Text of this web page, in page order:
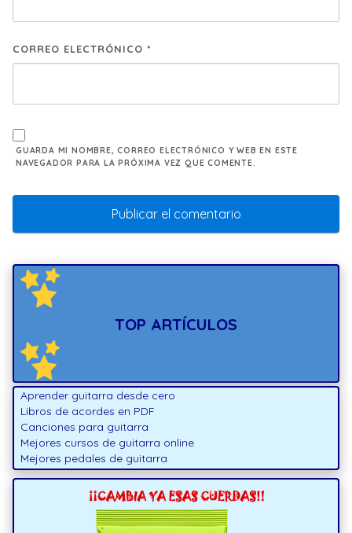
CORREO ELECTRÓNICO *
GUARDA MI NOMBRE, CORREO ELECTRÓNICO Y WEB EN ESTE
NAVEGADOR PARA LA PRÓXIMA VEZ QUE COMENTE.
TOP ARTÍCULOS
Aprender guitarra desde cero
Libros de acordes en PDF
Canciones para guitarra
Mejores cursos de guitarra online
Mejores pedales de guitarra